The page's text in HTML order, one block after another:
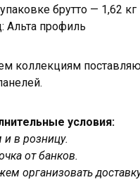
брутто — 1,62 кг
Альта профиль
коллекциям
условия:
в розницу.
от банков.
организовать